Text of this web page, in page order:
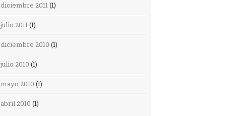
diciembre 2011(1)
julio 2011(1)
diciembre 2010 (1)
julio 2010 (1)
mayo 2010 (1)
abril 2010 (1)